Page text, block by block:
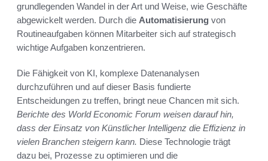
grundlegenden Wandel in der Art und Weise, wie Geschäfte
abgewickelt werden. Durch die Automatisierung von
Routineaufgaben können Mitarbeiter sich auf strategisch
wichtige Aufgaben konzentrieren.
Die Fähigkeit von KI, komplexe Datenanalysen
durchzuführen und auf dieser Basis fundierte
Entscheidungen zu treffen, bringt neue Chancen mit sich.
Berichte des World Economic Forum weisen darauf hin,
dass der Einsatz von Künstlicher Intelligenz die Effizienz in
vielen Branchen steigern kann. Diese Technologie trägt
dazu bei, Prozesse zu optimieren und die